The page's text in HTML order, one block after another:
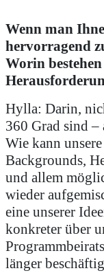
Wenn man
hervorragend
Worin
Hylla: Darin,
360 Grad sind –
Wie kann
Backgrounds,
und allem
wieder
eine unserer
konkreter über
länger